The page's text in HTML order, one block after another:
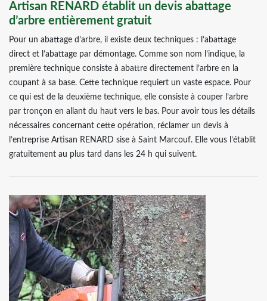
Artisan RENARD établit un devis abattage
d’arbre entièrement gratuit
Pour un abattage d’arbre, il existe deux techniques : l’abattage
direct et l’abattage par démontage. Comme son nom l’indique, la
première technique consiste à abattre directement l’arbre en la
coupant à sa base. Cette technique requiert un vaste espace. Pour
ce qui est de la deuxième technique, elle consiste à couper l’arbre
par tronçon en allant du haut vers le bas. Pour avoir tous les détails
nécessaires concernant cette opération, réclamer un devis à
l’entreprise Artisan RENARD sise à Saint Marcouf. Elle vous l’établit
gratuitement au plus tard dans les 24 h qui suivent.